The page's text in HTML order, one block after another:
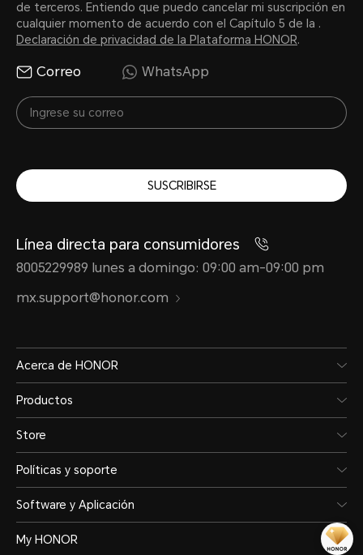
de terceros. Entiendo que puedo cancelar mi suscripción en
cualquier momento de acuerdo con el Capítulo 5 de la .
Declaración de privacidad de la Plataforma HONOR.
Correo WhatsApp
SUSCRIBIRSE
Línea directa para consumidores
8005229989 lunes a domingo: 09:00 am-09:00 pm
mx.support@honor.com
Acerca de HONOR
Productos
Store
Políticas y soporte
Software y Aplicación
My HONOR